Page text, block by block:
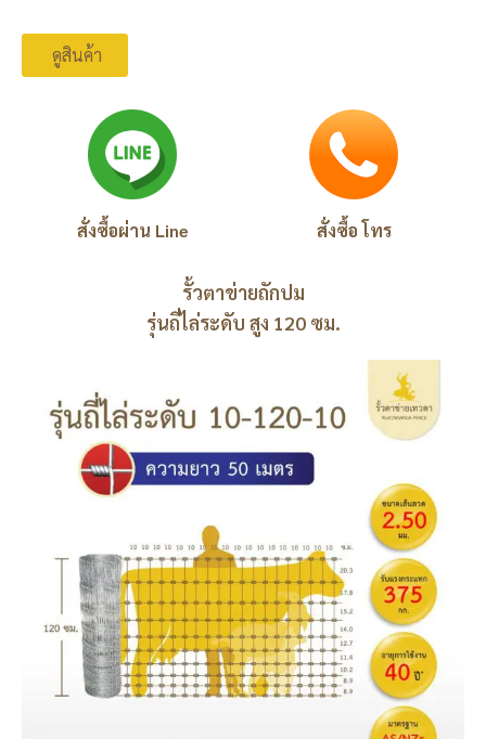
ดูสินค้า
สั่งซื้อผ่าน Line สั่งซื้อ โทร
รั้วตาข่ายถักปม
รุ่นถี่ไล่ระดับ สูง 120 ซม.